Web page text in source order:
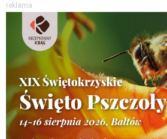
reklama